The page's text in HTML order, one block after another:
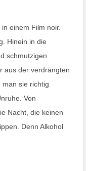
einem Film noir.
Hinein in die
schmutzigen
aus der verdrängten
sie richtig
Von
Nacht, die keinen
Denn Alkohol